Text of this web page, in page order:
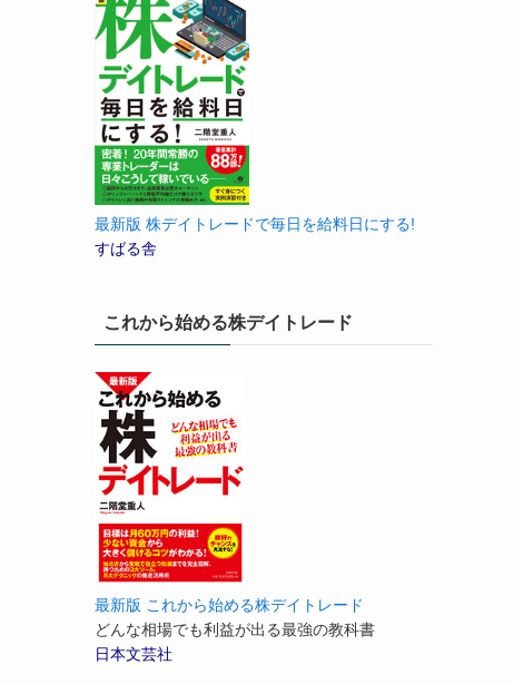
最新版 株デイトレードで毎日を給料日にする!
すばる舎
これから始める株デイトレード
最新版 これから始める株デイトレード
どんな相場でも利益が出る最強の教科書
日本文芸社